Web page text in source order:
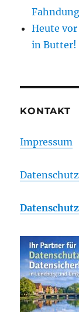
Heute
in Butter!
KONTAKT
Impressum
Datenschutz